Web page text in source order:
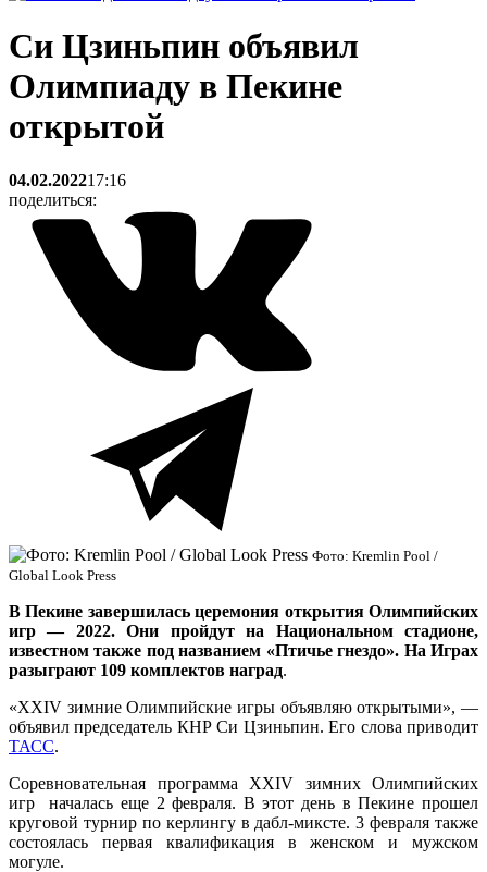
Си Цзиньпин объявил
Олимпиаду в Пекине
открытой
04.02.202217:16
поделиться:
Фото: Kremlin Pool /
Global Look Press
В Пекине завершилась церемония открытия Олимпийских
игр — 2022. Они пройдут на Национальном стадионе,
известном также под названием «Птичье гнездо». На Играх
разыграют 109 комплектов наград.
«XXIV зимние Олимпийские игры объявляю открытыми», —
объявил председатель КНР Си Цзиньпин. Его слова приводит
ТАСС.
Соревновательная программа XXIV зимних Олимпийских
игр началась еще 2 февраля. В этот день в Пекине прошел
круговой турнир по керлингу в дабл-миксте. 3 февраля также
состоялась первая квалификация в женском и мужском
могуле.